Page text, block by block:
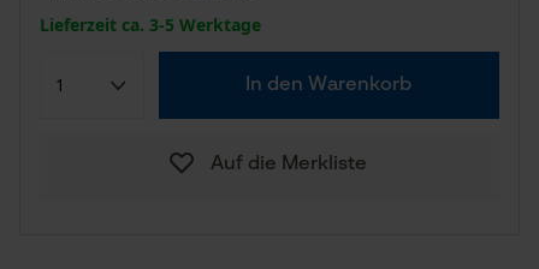
Lieferzeit ca. 3-5 Werktage
In den Warenkorb
Auf die Merkliste